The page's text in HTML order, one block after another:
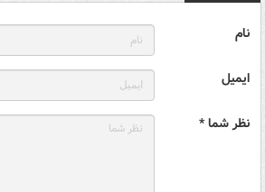
نام
ایمیل
نظر شما *